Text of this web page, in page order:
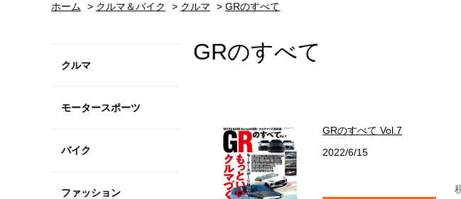
ホーム > クルマ＆バイク > クルマ > GRのすべて
クルマ
モータースポーツ
バイク
ファッション
GRのすべて
GRのすべて Vol.7
2022/6/15